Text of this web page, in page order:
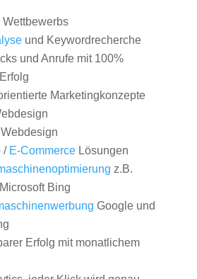
und Keywordrecherche
und Anrufe mit 100%
Marketingkonzepte
/ E-CommerceLösungen
z.B.
Bing
Google und
Erfolg mit monatlichem